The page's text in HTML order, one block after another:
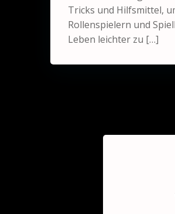
Tricks und Hilfsmittel,
Rollenspielern und
Leben leichter zu […]